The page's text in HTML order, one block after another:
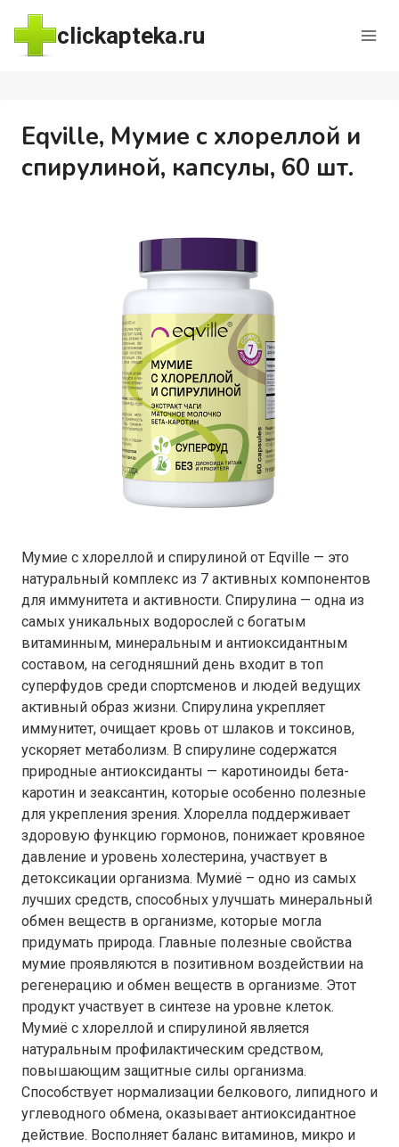
Перейти
содержимому
clickapteka.ru
Eqville, Мумие с хлореллой и
спирулиной, капсулы, 60 шт.
Мумие с хлореллой и спирулиной от Eqville — это
натуральный комплекс из 7 активных компонентов
для иммунитета и активности. Спирулина — одна из
самых уникальных водорослей с богатым
витаминным, минеральным и антиоксидантным
составом, на сегодняшний день входит в топ
суперфудов среди спортсменов и людей ведущих
активный образ жизни. Спирулина укрепляет
иммунитет, очищает кровь от шлаков и токсинов,
ускоряет метаболизм. В спирулине содержатся
природные антиоксиданты — каротиноиды бета-
каротин и зеаксантин, которые особенно полезные
для укрепления зрения. Хлорелла поддерживает
здоровую функцию гормонов, понижает кровяное
давление и уровень холестерина, участвует в
детоксикации организма. Мумиё – одно из самых
лучших средств, способных улучшать минеральный
обмен веществ в организме, которые могла
придумать природа. Главные полезные свойства
мумие проявляются в позитивном воздействии на
регенерацию и обмен веществ в организме. Этот
продукт участвует в синтезе на уровне клеток.
Мумиё с хлореллой и спирулиной является
натуральным профилактическим средством,
повышающим защитные силы организма.
Способствует нормализации белкового, липидного и
углеводного обмена, оказывает антиоксидантное
действие. Восполняет баланс витаминов, микро и